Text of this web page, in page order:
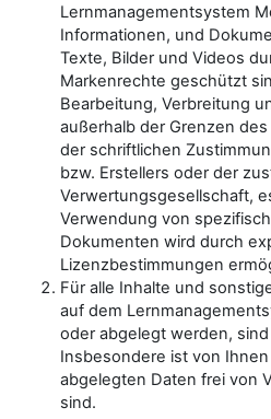
Lernmanagementsystem
Informationen, und
Texte, Bilder und Videos
Markenrechte geschützt
Bearbeitung, Verbreitung
außerhalb der Grenzen
der schriftlichen
bzw. Erstellers oder der
Verwertungsgesellschaft,
Verwendung von
Dokumenten wird durch
Lizenzbestimmungen
Für alle Inhalte und
auf dem
oder abgelegt werden,
Insbesondere ist von
abgelegten Daten frei von
sind.